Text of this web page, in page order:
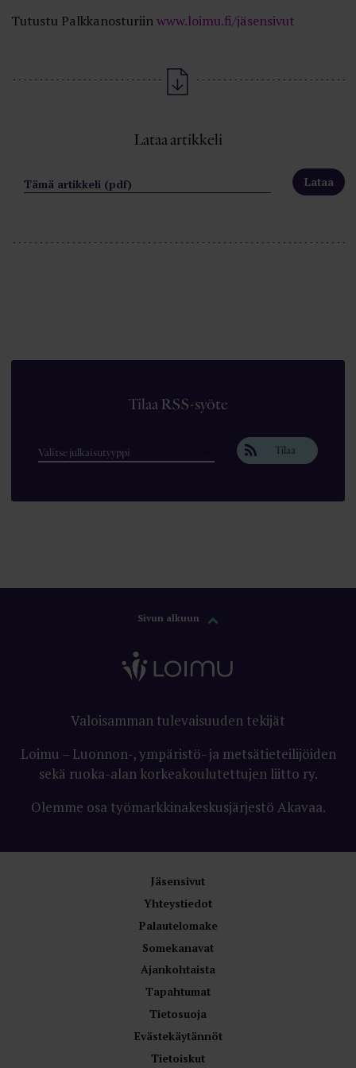
Tutustu Palkkanosturiinwww.loimu.fi/jäsensivut
Lataa artikkeli
Tämä artikkeli (pdf)
Tilaa RSS-syöte
Tilaa
Sivun alkuun
Valoisamman tulevaisuuden tekijät
Loimu – Luonnon-, ympäristö- ja metsätieteilijöiden
sekä ruoka-alan korkeakoulutettujen liitto ry.
Olemme osa työmarkkinakeskusjärjestö Akavaa.
Jäsensivut
Yhteystiedot
Palautelomake
Somekanavat
Ajankohtaista
Tapahtumat
Tietosuoja
Evästekäytännöt
Tietoiskut